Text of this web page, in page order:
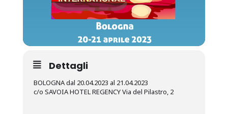
Dettagli
BOLOGNA dal 20.04.2023 al 21.04.2023
c/o SAVOIA HOTEL REGENCY Via del Pilastro, 2